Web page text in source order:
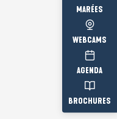
MARÉES
WEBCAMS
AGENDA
BROCHURES